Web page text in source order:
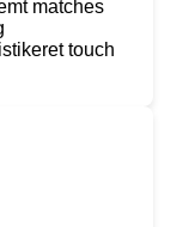
matches
touch